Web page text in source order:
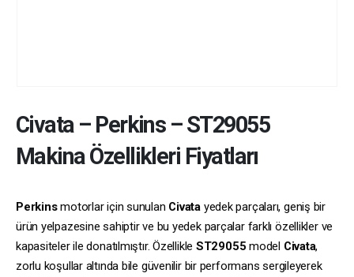
Civata– Perkins–ST29055
Makina Özellikleri Fiyatları
Perkinsmotorlar için sunulan Civata yedek parçaları, geniş bir
ürün yelpazesine sahiptir ve bu yedek parçalar farklı özellikler ve
kapasiteler ile donatılmıştır. Özellikle ST29055 model Civata,
zorlu koşullar altında bile güvenilir bir performans sergileyerek